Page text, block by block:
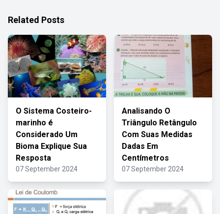
Related Posts
O Sistema Costeiro-
marinho é
Considerado Um
Bioma Explique Sua
Resposta
07 September 2024
Analisando O
Triângulo Retângulo
Com Suas Medidas
Dadas Em
Centímetros
07 September 2024